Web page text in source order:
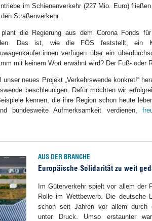
im Schienenverkehr (227 Mio. Euro)
Straßenverkehr.
die Regierung aus dem Corona Fonds
Das ist, wie die FÖS feststellt, ein
verfügen über ein
mit keinem Wort erwähnt wird? Der Fuß- oder
neues Projekt „Verkehrswende konkret!“
beschleunigen. Dafür möchten wir
kennen, die ihre Region schon heute
bundesweite Aufmerksamkeit verdienen,
AUS DER BRANCHE
Europäische Solidarität zu weit
Im Güterverkehr spielt vor allem der
Rolle im Wettbewerb. Die deutsche
schon seit Jahren vor allem durch
unter Druck. Umso erstaunter